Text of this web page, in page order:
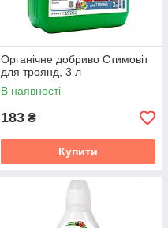
Органічне добриво Стимовіт
для троянд, 3 л
В наявності
183 ₴
Купити